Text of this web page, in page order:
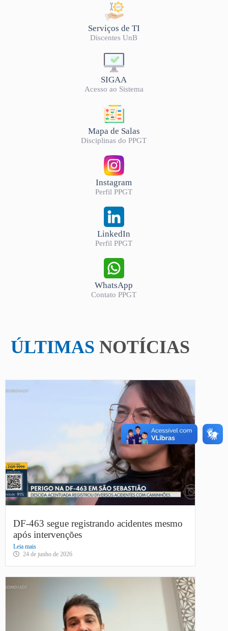
LISTA DE OFERTA
2026/2
Serviços de TI
Discentes UnB
SIGAA
Acesso ao Sistema
Mapa de Salas
Disciplinas do PPGT
Instagram
Perfil PPGT
LinkedIn
Perfil PPGT
WhatsApp
Contato PPGT
ÚLTIMAS NOTÍCIAS
DF-463 segue registrando acidentes mesmo
após intervenções
Leia mais
24 de junho de 2026